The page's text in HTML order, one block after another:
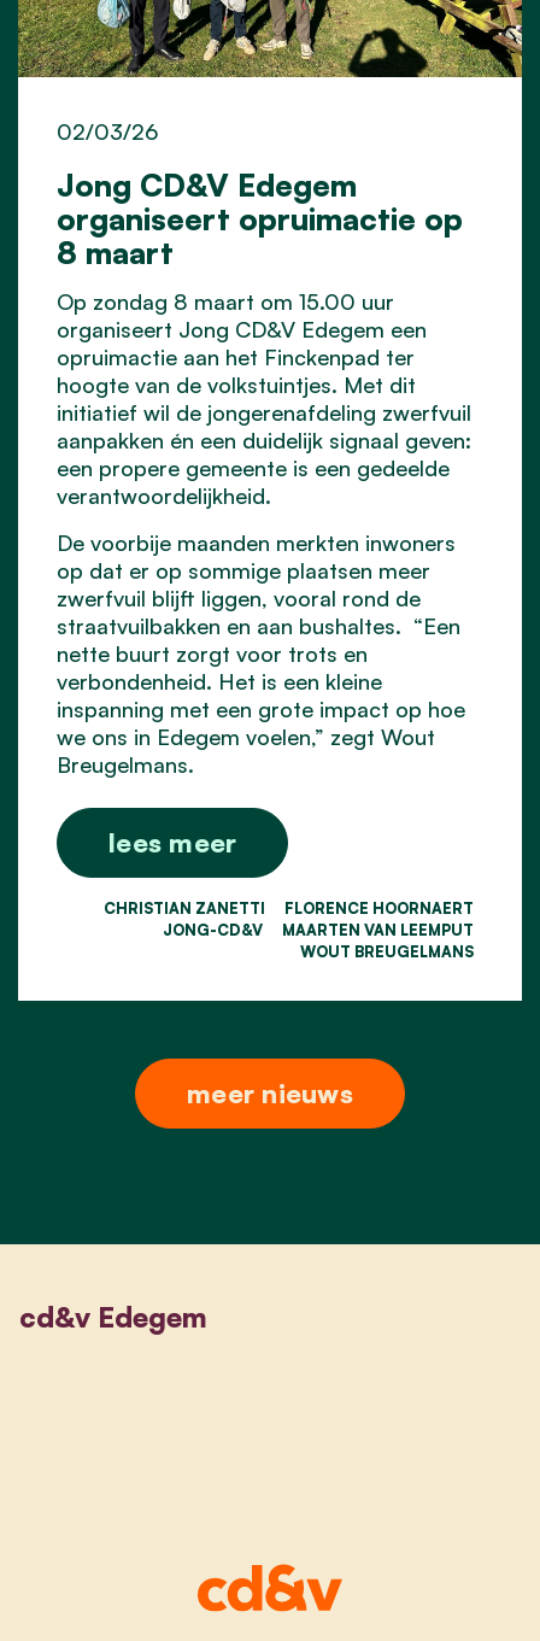
Jong CD&V Edegem
organiseert opruimactie op
8 maart
02/03/26
Op zondag 8 maart om 15.00 uur
organiseert Jong CD&V Edegem een
opruimactie aan het Finckenpad ter
hoogte van de volkstuintjes. Met dit
initiatief wil de jongerenafdeling zwerfvuil
aanpakken én een duidelijk signaal geven:
een propere gemeente is een gedeelde
verantwoordelijkheid.
De voorbije maanden merkten inwoners
op dat er op sommige plaatsen meer
zwerfvuil blijft liggen, vooral rond de
straatvuilbakken en aan bushaltes. “Een
nette buurt zorgt voor trots en
verbondenheid. Het is een kleine
inspanning met een grote impact op hoe
we ons in Edegem voelen,” zegt Wout
Breugelmans.
lees meer
CHRISTIAN ZANETTI
FLORENCE HOORNAERT
JONG-CD&V
MAARTEN VAN LEEMPUT
WOUT BREUGELMANS
meer nieuws
cd&v Edegem